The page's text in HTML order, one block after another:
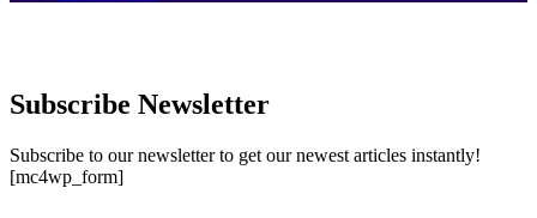
Subscribe Newsletter
Subscribe to our newsletter to get our newest articles instantly!
[mc4wp_form]